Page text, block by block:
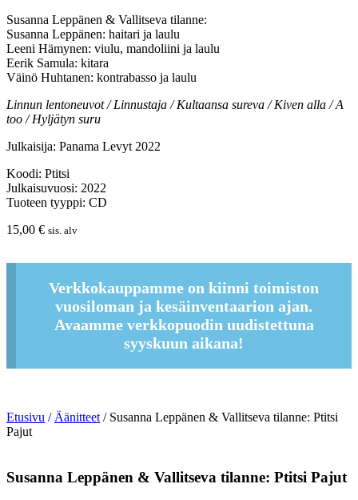
Susanna Leppänen & Vallitseva tilanne:
Susanna Leppänen: haitari ja laulu
Leeni Hämynen: viulu, mandoliini ja laulu
Eerik Samula: kitara
Väinö Huhtanen: kontrabasso ja laulu
Linnun lentoneuvot / Linnustaja / Kultaansa sureva / Kiven alla / A
too / Hyljätyn suru
Julkaisija: Panama Levyt 2022
Koodi: Ptitsi
Julkaisuvuosi: 2022
Tuoteen tyyppi: CD
15,00 € sis. alv
Verkkokauppamme on kiinni toimiston
vuosiloman ja kesäinventaarion ajan.
Avaamme verkkopuodin uudistettuna
syyskuun aikana!
Etusivu /Äänitteet/ Susanna Leppänen & Vallitseva tilanne: Ptitsi
Pajut
Susanna Leppänen & Vallitseva tilanne: Ptitsi Pajut